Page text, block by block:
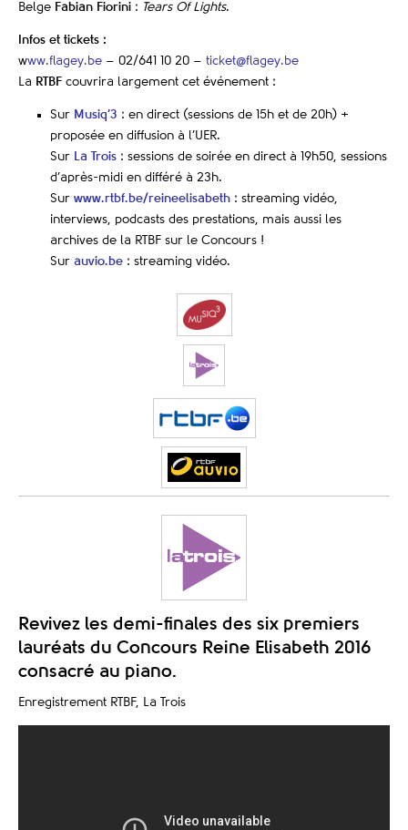
Belge Fabian Fiorini : Tears Of Lights.
Infos et tickets :
www.flagey.be – 02/641 10 20 – ticket@flagey.be
La RTBF couvrira largement cet événement :
Sur Musiq’3 : en direct (sessions de 15h et de 20h) +
proposée en diffusion à l’UER.
Sur La Trois : sessions de soirée en direct à 19h50, sessions
d’après-midi en différé à 23h.
Sur www.rtbf.be/reineelisabeth : streaming vidéo,
interviews, podcasts des prestations, mais aussi les
archives de la RTBF sur le Concours !
Sur auvio.be : streaming vidéo.
Revivez les demi-finales des six premiers
lauréats du Concours Reine Elisabeth 2016
consacré au piano.
Enregistrement RTBF, La Trois